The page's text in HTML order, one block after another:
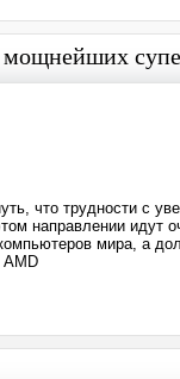
мощнейших
что трудности с
направлении идут
мира, а
AMD